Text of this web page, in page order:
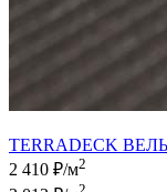
TERRADECK
2 410 ₽/м2